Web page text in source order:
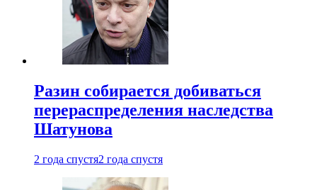
Разин собирается добиваться
перераспределения наследства
Шатунова
2 года спустя2 года спустя